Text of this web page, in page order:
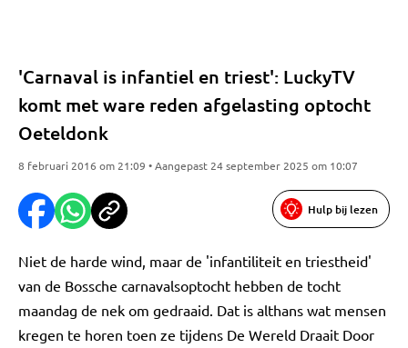
'Carnaval is infantiel en triest': LuckyTV
komt met ware reden afgelasting optocht
Oeteldonk
8 februari 2016 om 21:09 • Aangepast 24 september 2025 om 10:07
Hulp bij lezen
Niet de harde wind, maar de 'infantiliteit en triestheid'
van de Bossche carnavalsoptocht hebben de tocht
maandag de nek om gedraaid. Dat is althans wat mensen
kregen te horen toen ze tijdens De Wereld Draait Door